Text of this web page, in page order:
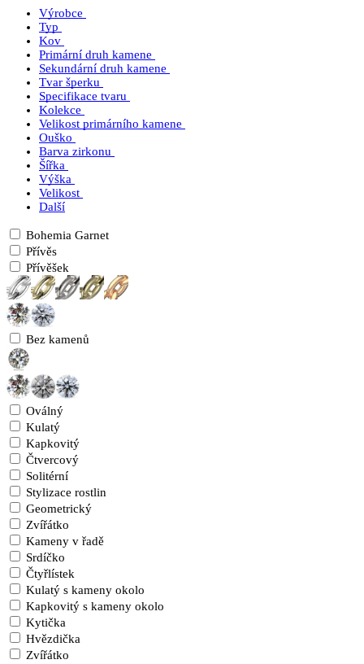
Výrobce
Typ
Kov
Primární druh kamene
Sekundární druh kamene
Tvar šperku
Specifikace tvaru
Kolekce
Velikost primárního kamene
Ouško
Barva zirkonu
Šířka
Výška
Velikost
Další
Bohemia Garnet
Přívěs
Přívěšek
Bez kamenů
Oválný
Kulatý
Kapkovitý
Čtvercový
Solitérní
Stylizace rostlin
Geometrický
Zvířátko
Kameny v řadě
Srdíčko
Čtyřlístek
Kulatý s kameny okolo
Kapkovitý s kameny okolo
Kytička
Hvězdička
Zvířátko